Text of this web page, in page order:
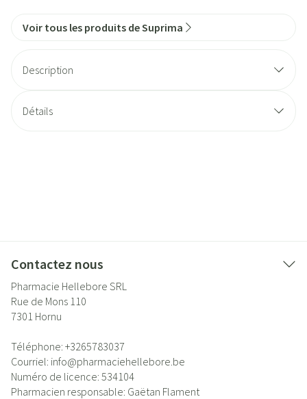
Voir tous les produits de Suprima
Description
Détails
Contactez nous
Pharmacie Hellebore SRL
Rue de Mons 110
7301 Hornu
Téléphone: +3265783037
Courriel: info@pharmaciehellebore.be
Numéro de licence: 534104
Pharmacien responsable: Gaëtan Flament